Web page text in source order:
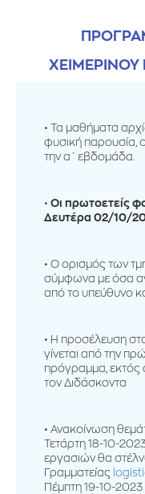
Τα μαθήματα
φυσική παρουσία,
την α΄ εβδομάδα.
Οι πρωτοετείς
Δευτέρα 02/10/
Ο ορισμός των
σύμφωνα με όσα
από το υπεύθυνο
Η προσέλευση
γίνεται από την
πρόγραμμα, εκτός
τον Διδάσκοντα
Ανακοίνωση
Τετάρτη 18-10-
εργασιών θα
Γραμματείας
Πέμπτη 19-10-